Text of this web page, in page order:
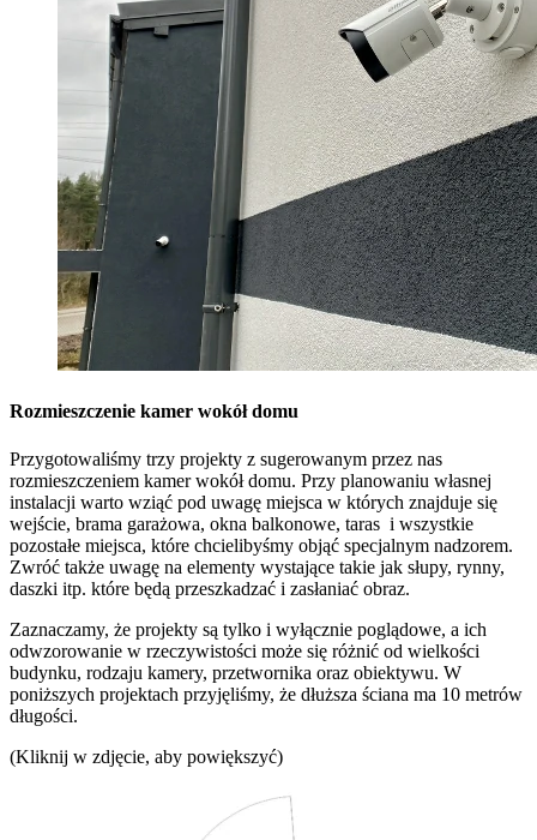
Rozmieszczenie kamer wokół domu
Przygotowaliśmy trzy projekty z sugerowanym przez nas
rozmieszczeniem kamer wokół domu. Przy planowaniu własnej
instalacji warto wziąć pod uwagę miejsca w których znajduje się
wejście, brama garażowa, okna balkonowe, taras i wszystkie
pozostałe miejsca, które chcielibyśmy objąć specjalnym nadzorem.
Zwróć także uwagę na elementy wystające takie jak słupy, rynny,
daszki itp. które będą przeszkadzać i zasłaniać obraz.
Zaznaczamy, że projekty są tylko i wyłącznie poglądowe, a ich
odwzorowanie w rzeczywistości może się różnić od wielkości
budynku, rodzaju kamery, przetwornika oraz obiektywu. W
poniższych projektach przyjęliśmy, że dłuższa ściana ma 10 metrów
długości.
(Kliknij w zdjęcie, aby powiększyć)